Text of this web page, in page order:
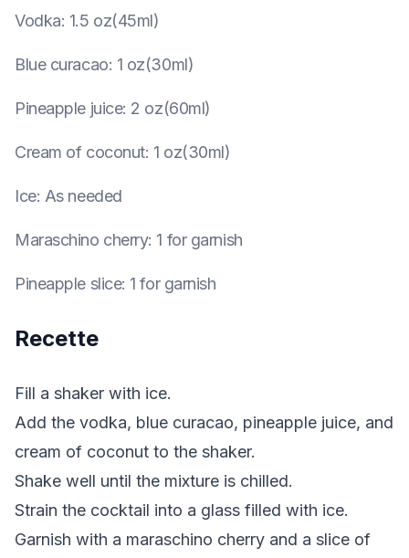
Vodka: 1.5 oz(45ml)
Blue curacao: 1 oz(30ml)
Pineapple juice: 2 oz(60ml)
Cream of coconut: 1 oz(30ml)
Ice: As needed
Maraschino cherry: 1 for garnish
Pineapple slice: 1 for garnish
Recette
Fill a shaker with ice.
Add the vodka, blue curacao, pineapple juice, and
cream of coconut to the shaker.
Shake well until the mixture is chilled.
Strain the cocktail into a glass filled with ice.
Garnish with a maraschino cherry and a slice of